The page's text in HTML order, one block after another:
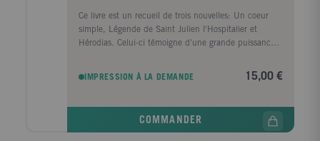
Ce livre est un recueil de trois nouvelles: Un coeur
simple, Légende de Saint Julien l'Hospitalier et
Hérodias. Celui-ci témoigne d'une grande puissance
de Félicité dans 'Un coeur simple', de la violence des
actes de Saint Julien, ou de l'atmosphère surchargée
IMPRESSION À LA DEMANDE 15,00 €
COMMANDER